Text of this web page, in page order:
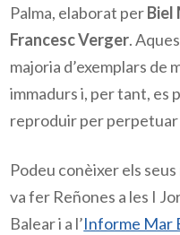
Palma, elaborat perBiel
Francesc Verger.
majoria d’exemplars de
immadurs i, per tant, es
reproduir per perpetuar
Podeu conèixer els
va fer Reñones a les I
Balear i a l’Informe Mar